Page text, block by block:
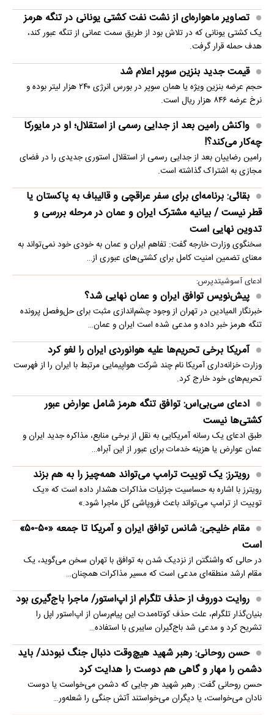
تصاویر ماهواره‌ای از نشت نفت کشتی یونانی در تنگه هرمز
یک کشتی یونانی که در تلاش بود از طریق سمت عمانی از تنگه عبور کند،
هدف حمله قرار گرفت.
قیمت جدید بنزین سوپر اعلام شد
حجم عرضه بنزین ویژه یا همان سوپر در بورس انرژی ۲۴۰ هزار لیتر بوده و
نرخ عرضه ۸۴۶ هزار ریال است.
واکنش رامین بعد از جدایی رسمی از استقلال؛ او در مایورکا
چه‌کار می‌کند؟!
رامین رضاییان بعد از جدایی رسمی از استقلال استوری جدیدی را در فضای
مجازی به اشتراک گذاشته است.
بقائی: برنامه‌ای برای سفر عراقچی و قالیباف به پاکستان یا
قطر نیست / بیانیه مشترک ایران و عمان در مرحله بررسی و
تدوین نهایی است
سخنگوی وزارت خارجه گفت: تفاهم ایران و عمان به خودی خود نمی‌تواند به
معنای تضمین امنیت کامل برای کشتی‌های عبوری از…
ادعای آسوشیتدپرس:
پیش‌نویس توافق ایران و عمان نهایی شد؟
خبرنگار المیادین در تهران از وجود چشم‌اندازی مثبت برای حل‌وفصل پرونده
تنگه هرمز خبر داده و مدعی شده است ایران و عمان…
آمریکا برخی تحریم‌ها علیه هوانوردی ایران را لغو کرد
وزارت خزانه‌داری آمریکا نام چند شرکت هواپیمایی مرتبط با ایران را از فهرست
تحریم‌های خود خارج کرد.
ادعای سی‌بی‌اس: توافق تنگه هرمز شامل عوارض عبور
کشتی‌ها نیست
طبق ادعای یک رسانه آمریکایی به نقل از برخی منابع، مذاکره جدید ایران و
عمان عوارض یا هزینه خدمات برای عبور از این آبراه…
رویترز: یک توییت ترامپ می‌تواند همه‌چیز را به هم بزند
رویترز با اشاره به حساسیت جزئیات مذاکرات هشدار داده است که «یک
توییت از ترامپ می‌تواند باعث فروپاشی کل ماجرا شود.»
مقام خلیجی: شانس توافق ایران و آمریکا تا جمعه «۵۰-۵۰»
است
در حالی که واشنگتن از نزدیک شدن به توافق با تهران سخن می‌گوید، یک
مقام ارشد منطقه‌ای مدعی است که مسیر مذاکرات همچنان…
روایت دوروف از حذف تلگرام از اپ‌استور/ ماجرا باج‌گیری بود
بنیان‌گذار تلگرام، علت حذف کوتاه‌مدت این پیام‌رسان از اپ‌استور اپل را
تشریح کرد و مدعی شد باج‌گیران سایبری با استفاده…
حسن روحانی: رهبر شهید هیچ‌وقت دنبال جنگ نبودند/ باید
دشمن را مهار و گاهی هم دوست را هدایت کرد
حسن روحانی گفت: رهبر شهید هر جایی که دشمن می‌خواست یا دوست
نادان می‌خواست، یا دیگران می‌خواستند آتش جنگی را شعله‌ور…